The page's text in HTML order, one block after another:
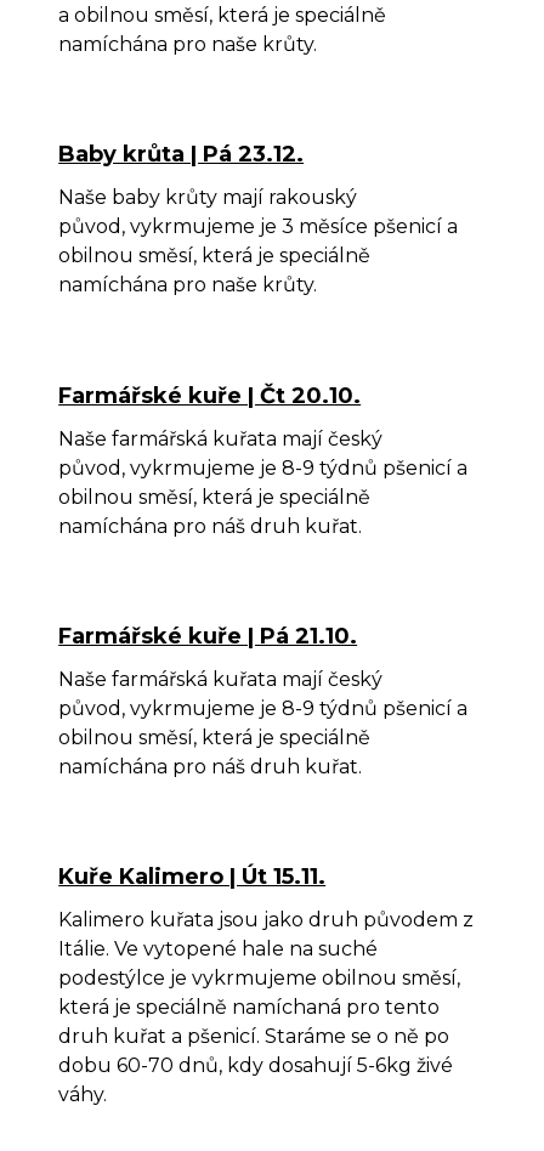
a obilnou směsí, která je speciálně
namíchána pro naše krůty.
Baby krůta | Pá 23.12.
Naše baby krůty mají rakouský
původ, vykrmujeme je 3 měsíce pšenicí a
obilnou směsí, která je speciálně
namíchána pro naše krůty.
Farmářské kuře | Čt 20.10.
Naše farmářská kuřata mají český
původ, vykrmujeme je 8-9 týdnů pšenicí a
obilnou směsí, která je speciálně
namíchána pro náš druh kuřat.
Farmářské kuře | Pá 21.10.
Naše farmářská kuřata mají český
původ, vykrmujeme je 8-9 týdnů pšenicí a
obilnou směsí, která je speciálně
namíchána pro náš druh kuřat.
Kuře Kalimero | Út 15.11.
Kalimero kuřata jsou jako druh původem z
Itálie. Ve vytopené hale na suché
podestýlce je vykrmujeme obilnou směsí,
která je speciálně namíchaná pro tento
druh kuřat a pšenicí. Staráme se o ně po
dobu 60-70 dnů, kdy dosahují 5-6kg živé
váhy.